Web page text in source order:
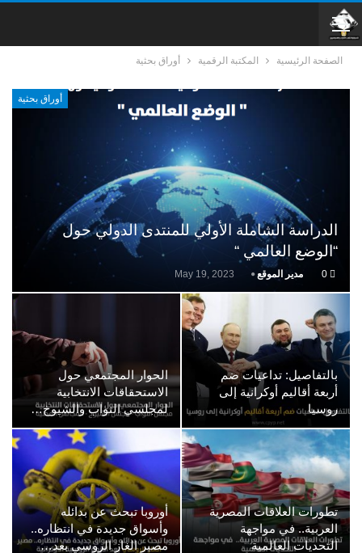
الصفحة الرئيسية المكتبة الرقمية أوراق بحثية
أوراق بحثية
الدراسة الشاملة الأولي للمنتدى الدولي حول
“الوضع العالمي “
مدير الموقع May 19, 2023
الحوار المجتمعي حول
الاستحقاقات الانتخابية
لمجلسي النواب والشيوخ…
بالتفاصيل: تداعيات ضم
أربعة أقاليم أوكرانية إلى
روسيا
أوروبا تبحث عن بدائله
وأسواق جديدة في انتظاره..
مصير الغاز الروسي بعد…
تطورات العلاقات المصرية
العربية.. في مواجهة
التحديات العالمية